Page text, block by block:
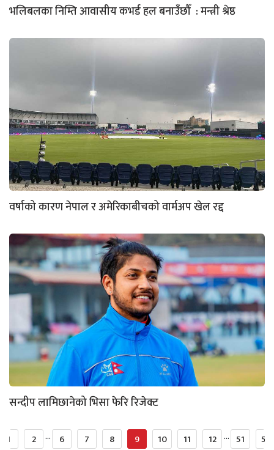
भलिबलका निम्ति आवासीय कभर्ड हल बनाउँछौँ : मन्त्री श्रेष्ठ
वर्षाको कारण नेपाल र अमेरिकाबीचको वार्मअप खेल रद्द
सन्दीप लामिछानेको भिसा फेरि रिजेक्ट
1 2 ... 6 7 8 9 10 11 12 ... 51 52